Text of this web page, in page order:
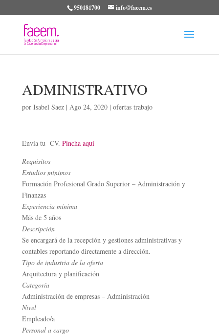
950181700 info@faeem.es
ADMINISTRATIVO
por Isabel Saez| Ago 24, 2020| ofertas trabajo
Envía tu CV. Pincha aquí
Requisitos
Estudios mínimos
Formación Profesional Grado Superior – Administración y
Finanzas
Experiencia mínima
Más de 5 años
Descripción
Se encargará de la recepción y gestiones administrativas y
contables reportando directamente a dirección.
Tipo de industria de la oferta
Arquitectura y planificación
Categoría
Administración de empresas – Administración
Nivel
Empleado/a
Personal a cargo